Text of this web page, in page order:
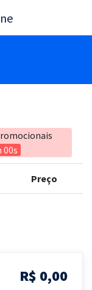
00s
Preço
R$ 0,00